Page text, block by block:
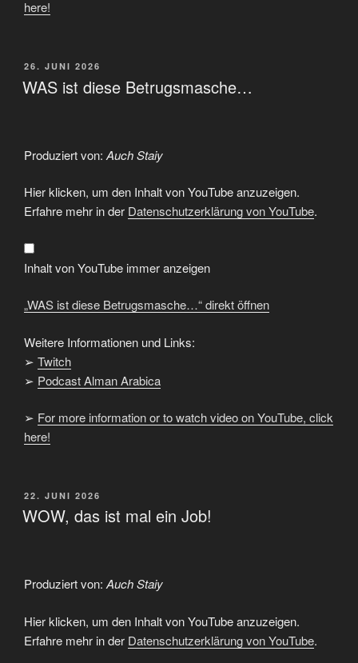
here!
VERÖFFENTLICHT
AM
26. JUNI 2026
WAS ist diese Betrugsmasche…
Produziert von: Auch Staiy
„WAS
ist
diese
Betrugsmasche…“
YouTube
anzeigen
Hier klicken, um den Inhalt von YouTube anzuzeigen.
Erfahre mehr in der Datenschutzerklärung von YouTube.
Inhalt von YouTube immer anzeigen
„WAS ist diese Betrugsmasche…“ direkt öffnen
Weitere Informationen und Links:
➢ Twitch
➢ Podcast Alman Arabica
➢ For more information or to watch video on YouTube, click
here!
VERÖFFENTLICHT
AM
22. JUNI 2026
WOW, das ist mal ein Job!
Produziert von:Auch Staiy
„WOW,
das
ist
mal
Hier klicken, um den Inhalt von YouTube anzuzeigen.
Erfahre mehr in der Datenschutzerklärung von YouTube.